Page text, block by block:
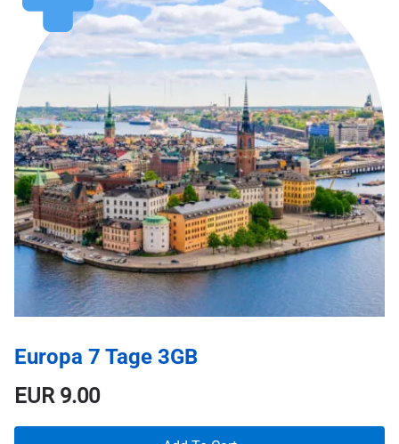
Europa 7 Tage 3GB
EUR9.00